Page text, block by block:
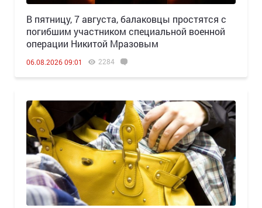
В пятницу, 7 августа, балаковцы простятся с
погибшим участником специальной военной
операции Никитой Мразовым
06.08.2026 09:01 2284